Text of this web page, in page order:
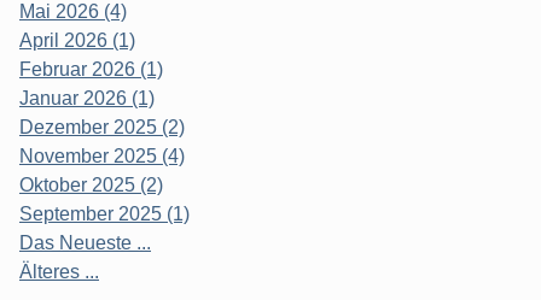
Mai 2026 (4)
April 2026 (1)
Februar 2026 (1)
Januar 2026 (1)
Dezember 2025 (2)
November 2025 (4)
Oktober 2025 (2)
September 2025 (1)
Das Neueste ...
Älteres ...